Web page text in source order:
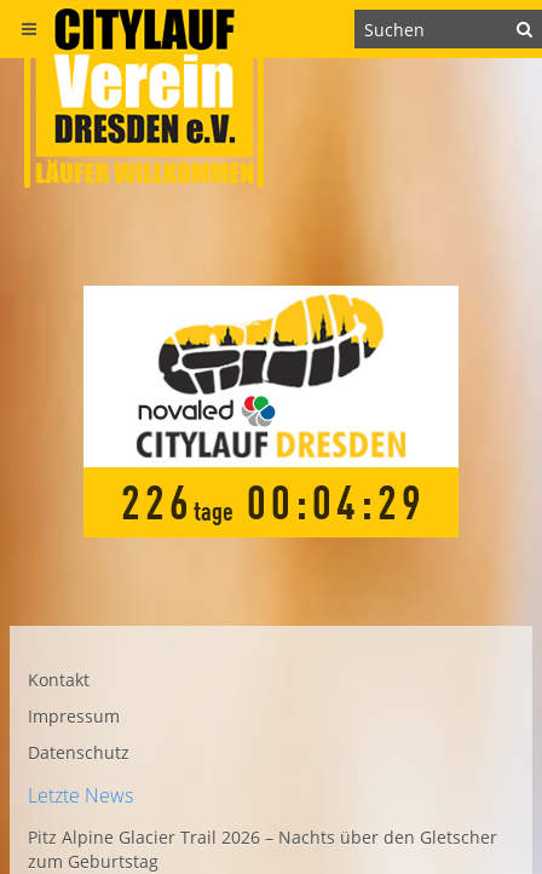
226 tage 00 :04 :29
Kontakt
Impressum
Datenschutz
Letzte News
Pitz Alpine Glacier Trail 2026 – Nachts über den Gletscher
zum Geburtstag